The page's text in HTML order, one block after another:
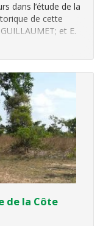
dans l’étude de la
de cette
et E.
d’ivoire en
de la Côte